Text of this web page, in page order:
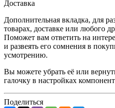
Доставка
Дополнительная вкладка, для
товарах, доставке или любого
Поможет вам ответить на
и развеять его сомнения в
усмотрению.
Вы можете убрать её или
галочку в настройках
Поделиться